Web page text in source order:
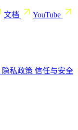
文档
YouTube
隐私政策 信任与安全